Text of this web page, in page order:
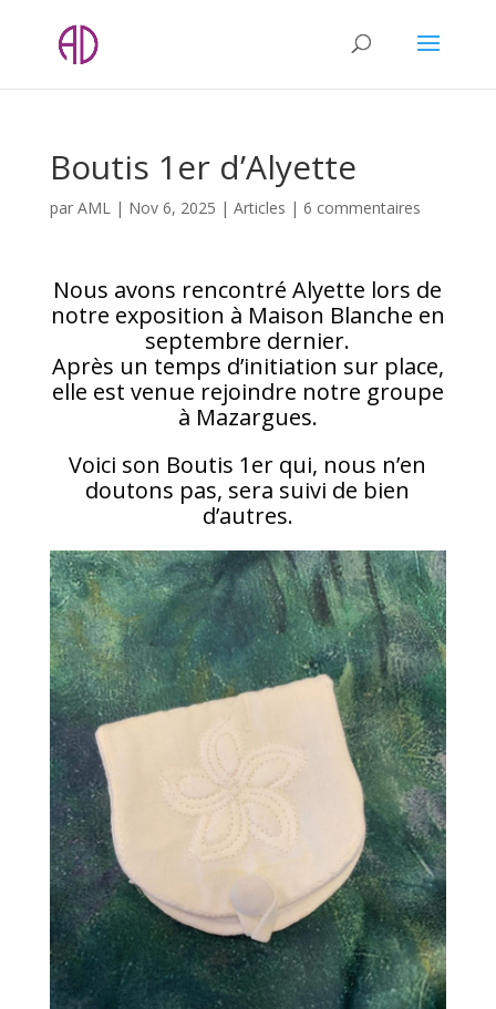
Boutis 1er d’Alyette
par AML| Nov 6, 2025 | Articles | 6 commentaires
Nous avons rencontré Alyette lors de
notre exposition à Maison Blanche en
septembre dernier.
Après un temps d’initiation sur place,
elle est venue rejoindre notre groupe
à Mazargues.
Voici son Boutis 1er qui, nous n’en
doutons pas, sera suivi de bien
d’autres.